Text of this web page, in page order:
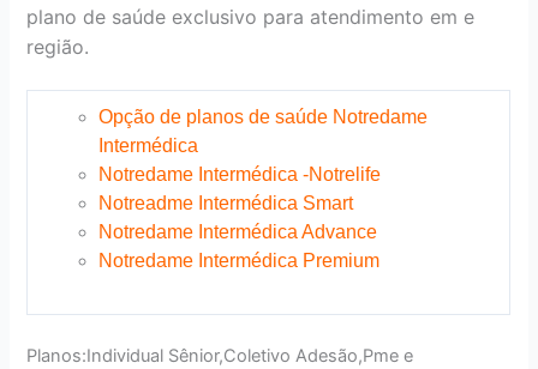
plano de saúde exclusivo para atendimento em e
região.
Opção de planos de saúde Notredame
Intermédica
Notredame Intermédica -Notrelife
Notreadme Intermédica Smart
Notredame Intermédica Advance
Notredame Intermédica Premium
Planos:Individual Sênior,Coletivo Adesão,Pme e